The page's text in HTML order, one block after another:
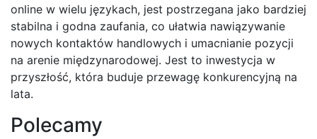
online w wielu językach, jest postrzegana jako bardziej
stabilna i godna zaufania, co ułatwia nawiązywanie
nowych kontaktów handlowych i umacnianie pozycji
na arenie międzynarodowej. Jest to inwestycja w
przyszłość, która buduje przewagę konkurencyjną na
lata.
Polecamy